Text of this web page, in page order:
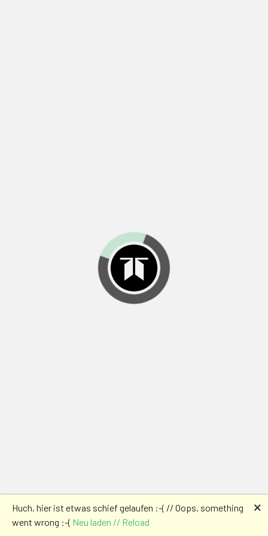
Huch, hier ist etwas schief gelaufen :-( // Oops, something
went wrong :-( Neu laden // Reload
🗙